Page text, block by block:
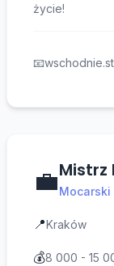
życie!
📧
💼Mistrz
Mocarski
📍Kraków
💰8 000 - 15